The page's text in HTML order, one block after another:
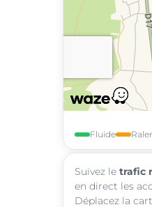
Fluide
Suivez le trafic
en direct les
Déplacez la